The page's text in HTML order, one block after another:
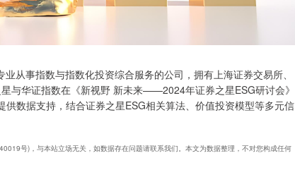
从事指数与指数化投资综合服务的公司，拥有上海证券交易所、
与华证指数在《新视野 新未来——2024年证券之星ESG研讨会》
数据支持，结合证券之星ESG相关算法、价值投资模型等多元信
号)，与本站立场无关，如数据存在问题请联系我们。本文为数据整理，不对您构成任何